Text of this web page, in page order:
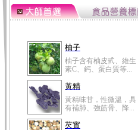
柚子
柚子含有柚皮甙、維生
素C、鈣、蛋白質等...
黃精
黃精味甘，性微溫，具
有補肺、強筋骨、降...
芡實